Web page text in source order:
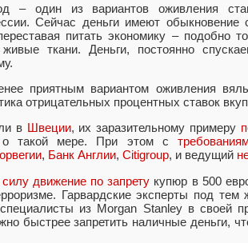
– один из вариантов оживления
Сейчас деньги имеют обыкновение
питать экономику – подобно
ткани. Деньги, постоянно
приятным вариантом оживления
отрицательных процентных ставок
в Швеции, их заразительному примеру
о такой мере. При этом с
, Банк Англии, Citigroup, и ведущий
силу движение по запрету купюр в 500
Гарвардские эксперты под
из Morgan Stanley в своей
быстрее запретить наличные